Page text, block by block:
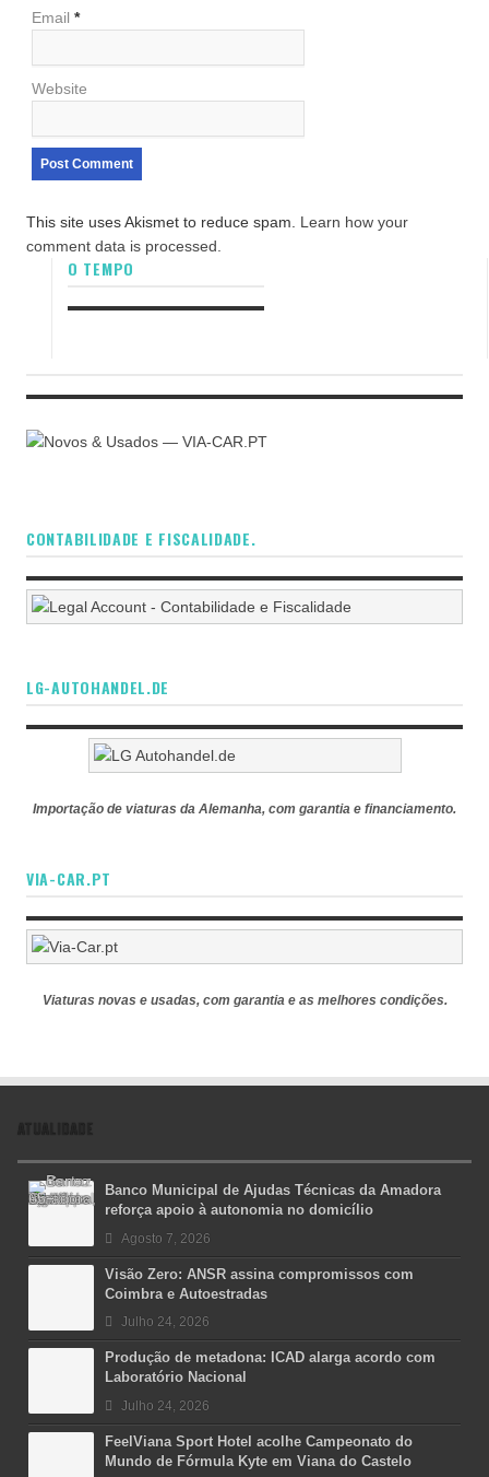
Email *
Website
This site uses Akismet to reduce spam. Learn how your
comment data is processed.
O TEMPO
CONTABILIDADE E FISCALIDADE.
LG-AUTOHANDEL.DE
Importação de viaturas da Alemanha, com garantia e financiamento.
VIA-CAR.PT
Viaturas novas e usadas, com garantia e as melhores condições.
ATUALIDADE
Banco Municipal de Ajudas Técnicas da Amadora
reforça apoio à autonomia no domicílio
Agosto 7, 2026
Visão Zero: ANSR assina compromissos com
Coimbra e Autoestradas
Julho 24, 2026
Produção de metadona: ICAD alarga acordo com
Laboratório Nacional
Julho 24, 2026
FeelViana Sport Hotel acolhe Campeonato do
Mundo de Fórmula Kyte em Viana do Castelo